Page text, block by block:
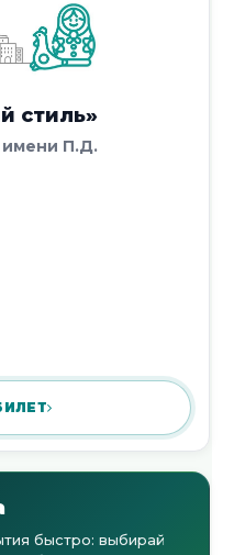
стиль»
П.Д.
быстро: выбирай